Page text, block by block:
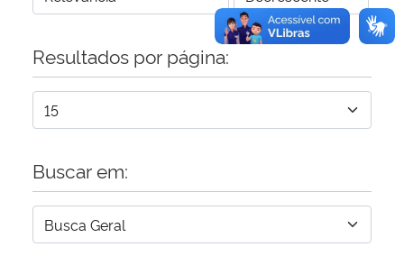
Banco Central do Brasil
PlanaltoResultados por página:
Buscar em: